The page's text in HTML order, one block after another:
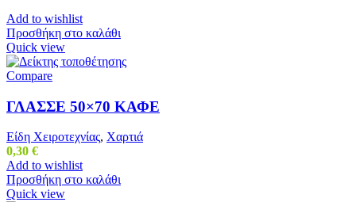
Add to wishlist
Προσθήκη στο καλάθι
Quick view
Compare
ΓΛΑΣΣΕ 50×70 ΚΑΦΕ
Είδη Χειροτεχνίας, Χαρτιά
0,30 €
Add to wishlist
Προσθήκη στο καλάθι
Quick view